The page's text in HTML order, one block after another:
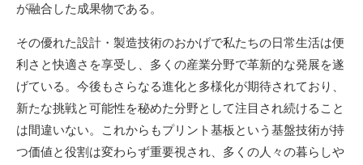
が融合した成果物である。
その優れた設計・製造技術のおかげで私たちの日常生活は便
利さと快適さを享受し、多くの産業分野で革新的な発展を遂
げている。今後もさらなる進化と多様化が期待されており、
新たな挑戦と可能性を秘めた分野として注目され続けること
は間違いない。これからもプリント基板という基盤技術が持
つ価値と役割は変わらず重要視され、多くの人々の暮らしや